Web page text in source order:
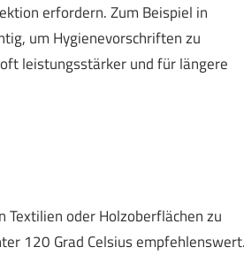
erfordern. Zum Beispiel in
um Hygienevorschriften zu
leistungsstärker und für längere
oder Holzoberflächen zu
120 Grad Celsius